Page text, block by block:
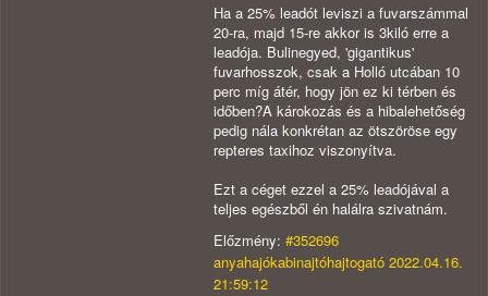
Ha a 25% leadót leviszi a fuvarszámmal
20-ra, majd 15-re akkor is 3kiló erre a
leadója. Bulinegyed, 'gigantikus'
fuvarhosszok, csak a Holló utcában 10
perc míg átér, hogy jön ez ki térben és
időben?A károkozás és a hibalehetőség
pedig nála konkrétan az ötszöröse egy
repteres taxihoz viszonyítva.
Ezt a céget ezzel a 25% leadójával a
teljes egészből én halálra szivatnám.
Előzmény: #352696
anyahajókabinajtóhajtogató 2022.04.16.
21:59:12